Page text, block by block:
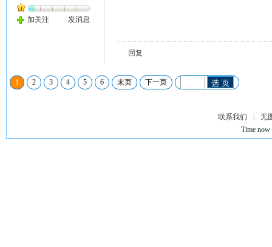
加关注 发消息
回复
1 2 3 4 5 6 末页 下一页 选 页
联系我们
无
Time now